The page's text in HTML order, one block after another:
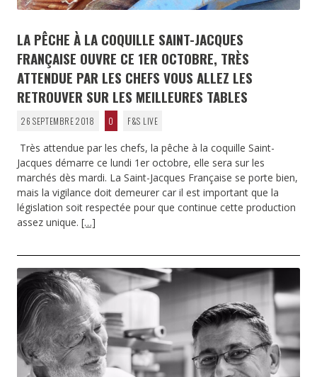
LA PÊCHE À LA COQUILLE SAINT-JACQUES
FRANÇAISE OUVRE CE 1ER OCTOBRE, TRÈS
ATTENDUE PAR LES CHEFS VOUS ALLEZ LES
RETROUVER SUR LES MEILLEURES TABLES
26 SEPTEMBRE 2018 0 F&S LIVE
Très attendue par les chefs, la pêche à la coquille Saint-
Jacques démarre ce lundi 1er octobre, elle sera sur les
marchés dès mardi. La Saint-Jacques Française se porte bien,
mais la vigilance doit demeurer car il est important que la
législation soit respectée pour que continue cette production
assez unique. […]